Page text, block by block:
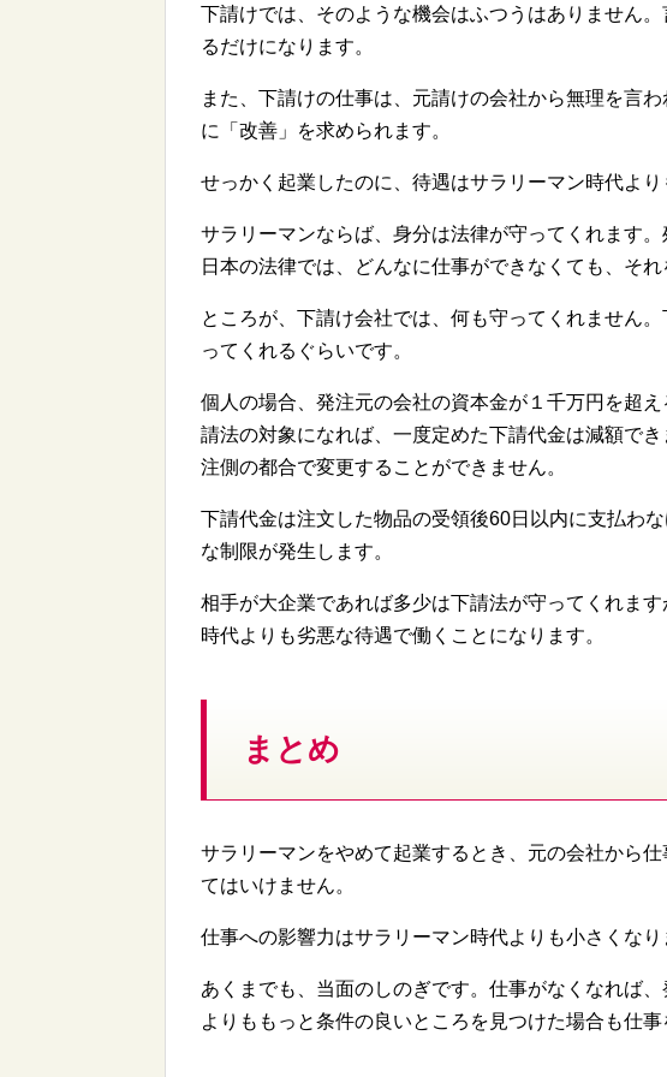
下請けでは、そのような機会はふつうはありません
るだけになります。
また、下請けの仕事は、元請けの会社から無理を言
に「改善」を求められます。
せっかく起業したのに、待遇はサラリーマン時代より
サラリーマンならば、身分は法律が守ってくれます
日本の法律では、どんなに仕事ができなくても、それ
ところが、下請け会社では、何も守ってくれません
ってくれるぐらいです。
個人の場合、発注元の会社の資本金が１千万円を超
請法の対象になれば、一度定めた下請代金は減額で
注側の都合で変更することができません。
下請代金は注文した物品の受領後60日以内に支払わ
な制限が発生します。
相手が大企業であれば多少は下請法が守ってくれま
時代よりも劣悪な待遇で働くことになります。
まとめ
サラリーマンをやめて起業するとき、元の会社から
てはいけません。
仕事への影響力はサラリーマン時代よりも小さくなり
あくまでも、当面のしのぎです。仕事がなくなれば
よりももっと条件の良いところを見つけた場合も仕事